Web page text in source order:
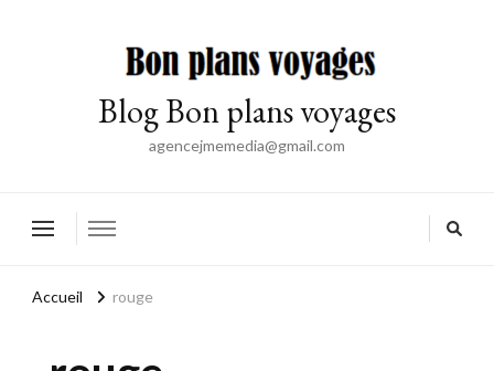
Blog Bon plans voyages
agencejmemedia@gmail.com
Accueil rouge